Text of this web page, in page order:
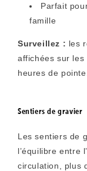
Parfait
famille
Surveillez : les
affichées sur
heures de pointe.
Sentiers de gravier
Les sentiers de
l’équilibre entre
circulation, plus